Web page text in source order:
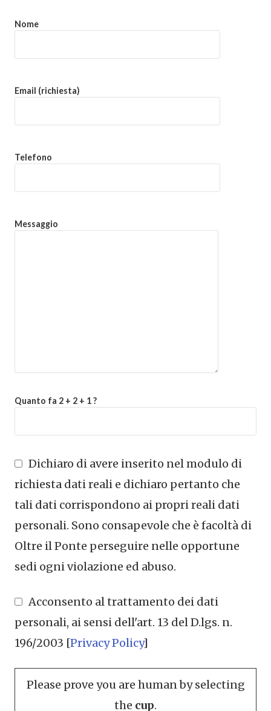
Nome
Email (richiesta)
Telefono
Messaggio
Quanto fa 2 + 2 + 1 ?
Dichiaro di avere inserito nel modulo di
richiesta dati reali e dichiaro pertanto che
tali dati corrispondono ai propri reali dati
personali. Sono consapevole che è facoltà di
Oltre il Ponte perseguire nelle opportune
sedi ogni violazione ed abuso.
Acconsento al trattamento dei dati
personali, ai sensi dell'art. 13 del D.lgs. n.
196/2003 [Privacy Policy]
Please prove you are human by selecting
the cup.